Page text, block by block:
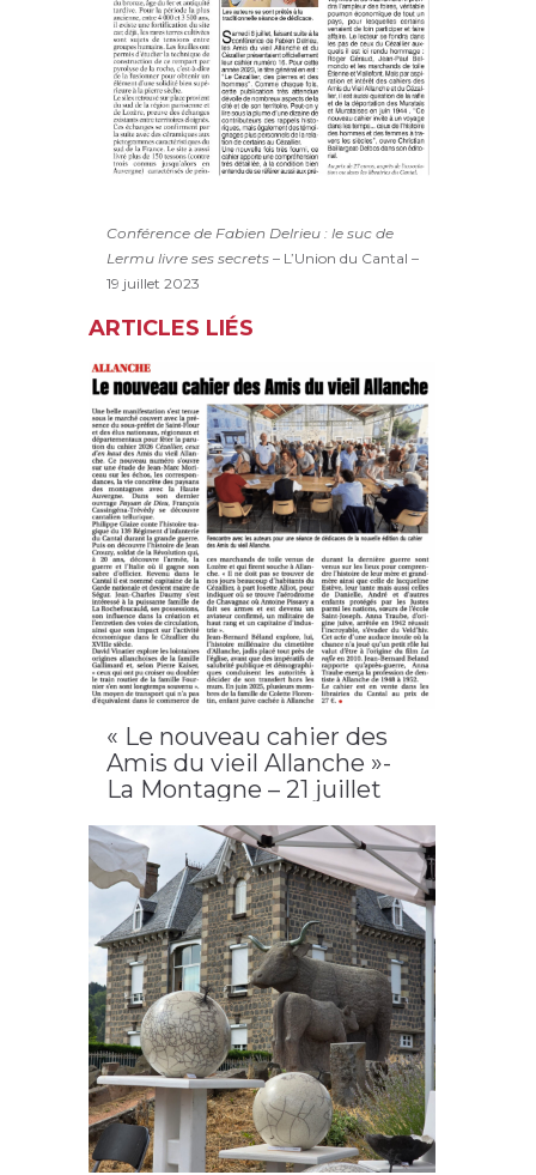
Conférence de Fabien Delrieu : le suc de
Lermu livre ses secrets – L’Union du Cantal –
19 juillet 2023
ARTICLES LIÉS
« Le nouveau cahier des
Amis du vieil Allanche »-
La Montagne – 21 juillet
2026,Allanche cahier n°19, LAVA